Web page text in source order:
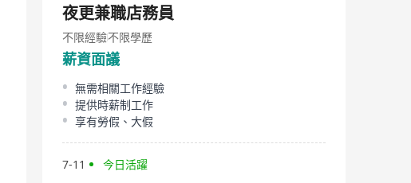
夜更兼職店務員
不限經驗不限學歷
薪資面議
無需相關工作經驗
提供時薪制工作
享有勞假、大假
7-11 今日活躍